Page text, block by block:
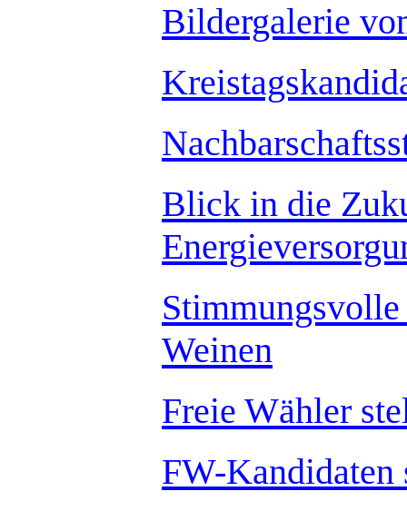
Bildergalerie
Blick in die
Weinen
Freie Wähler
FW-